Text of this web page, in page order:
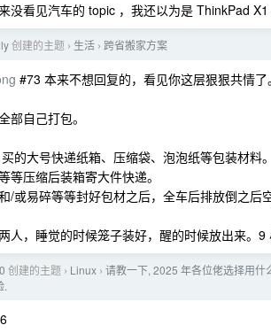
没看见汽车的 topic ，我还以为是 ThinkPad
创建的主题 › 生活 › 跨省搬家方案
#73 本来不想回复的，看见你这层狠狠共情了。
部自己打包。
的大号快递纸箱、压缩袋、泡泡纸等包装材料。
等压缩后装箱寄大件快递。
/或易碎等等封好包材之后，全车后排放倒之后
人，睡觉的时候笼子装好，醒的时候放出来。9
创建的主题 › Linux › 请教一下, 2025 年各位佬选择用
.